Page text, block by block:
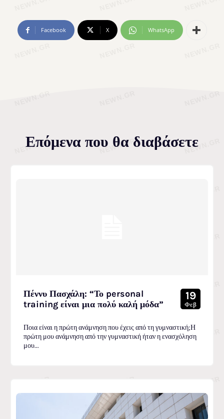
Facebook X WhatsApp
Επόμενα που θα διαβάσετε
Πέννυ Πασχάλη: “Το personal
training είναι μια πολύ καλή μόδα”
19
Φεβ
Ποια είναι η πρώτη ανάμνηση που έχεις από τη γυμναστική;Η
πρώτη μου ανάμνηση από την γυμναστική ήταν η ενασχόληση
μου...